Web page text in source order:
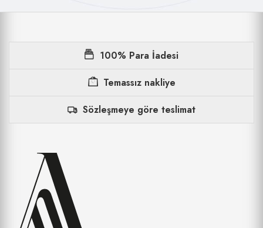
100% Para İadesi
Temassız nakliye
Sözleşmeye göre teslimat